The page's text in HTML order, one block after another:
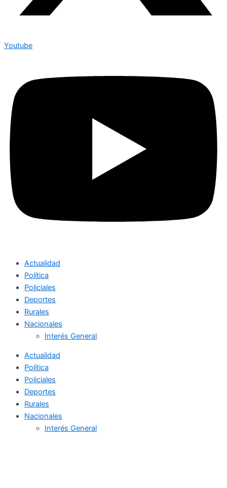
Youtube
Actualidad
Política
Policiales
Deportes
Rurales
Nacionales
Interés General
Actualidad
Política
Policiales
Deportes
Rurales
Nacionales
Interés General